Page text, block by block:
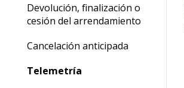
Cancelación anticipada
Devolución, finalización o
cesión del arrendamiento
Cancelación anticipada
Telemetría